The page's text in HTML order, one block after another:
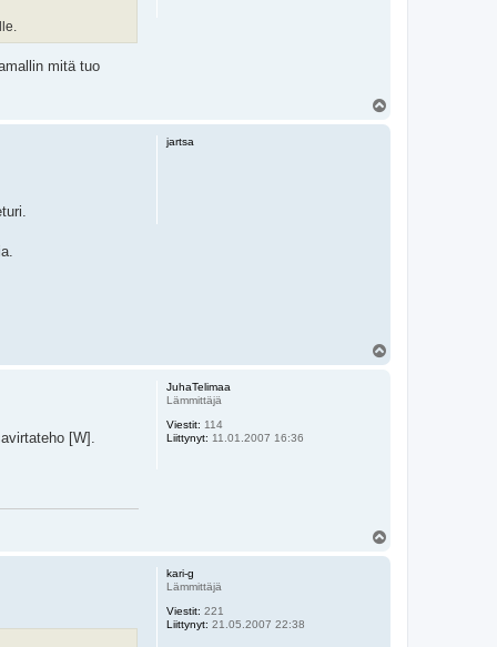
mitä tuo
jartsa
JuhaTelimaa
Lämmittäjä
Viestit: 114
Liittynyt: 11.01.2007 16:36
[W].
kari-g
Lämmittäjä
Viestit: 221
Liittynyt: 21.05.2007 22:38